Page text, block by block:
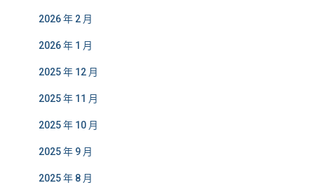
2026 年 2 月
2026 年 1 月
2025 年 12 月
2025 年 11 月
2025 年 10 月
2025 年 9 月
2025 年 8 月